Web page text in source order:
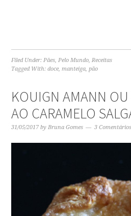
Filed Under:Pães,Pelo Mundo,Receitas
Tagged With:doce,manteiga,pão
KOUIGN AMANN
AO CARAMELO
31/05/2017 byBruna Gomes 3 Comentários